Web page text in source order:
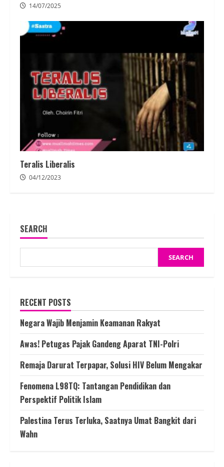
14/07/2025
Teralis Liberalis
04/12/2023
SEARCH
SEARCH
RECENT POSTS
Negara Wajib Menjamin Keamanan Rakyat
Awas! Petugas Pajak Gandeng Aparat TNI-Polri
Remaja Darurat Terpapar, Solusi HIV Belum Mengakar
Fenomena L98TQ: Tantangan Pendidikan dan
Perspektif Politik Islam
Palestina Terus Terluka, Saatnya Umat Bangkit dari
Wahn